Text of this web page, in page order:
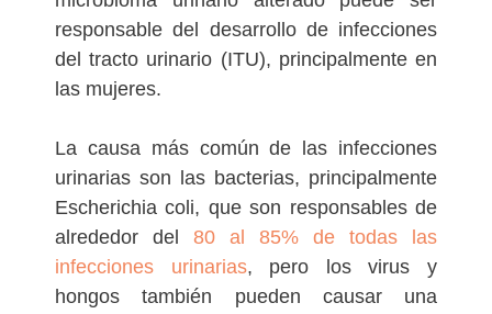
responsable del desarrollo de infecciones
del tracto urinario (ITU), principalmente en
las mujeres.
La causa más común de las infecciones
urinarias son las bacterias, principalmente
Escherichia coli, que son responsables de
alrededor del 80 al 85% de todas las
infecciones urinarias, pero los virus y
hongos también pueden causar una